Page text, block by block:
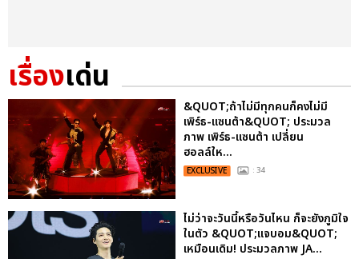
เรื่องเด่น
&QUOT;ถ้าไม่มีทุกคนก็คงไม่มี
เพิร์ธ-แซนต้า&QUOT; ประมวล
ภาพ เพิร์ธ-แซนต้า เปลี่ยน
ฮอลล์ให...
EXCLUSIVE : 34
ไม่ว่าจะวันนี้หรือวันไหน ก็จะยังภูมิใจ
ในตัว &QUOT;แจบอม&QUOT;
เหมือนเดิม! ประมวลภาพ JA...